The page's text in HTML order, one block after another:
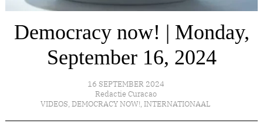
Democracy now! | Monday,
September 16, 2024
16 SEPTEMBER 2024
Redactie Curacao
VIDEOS, DEMOCRACY NOW!, INTERNATIONAAL